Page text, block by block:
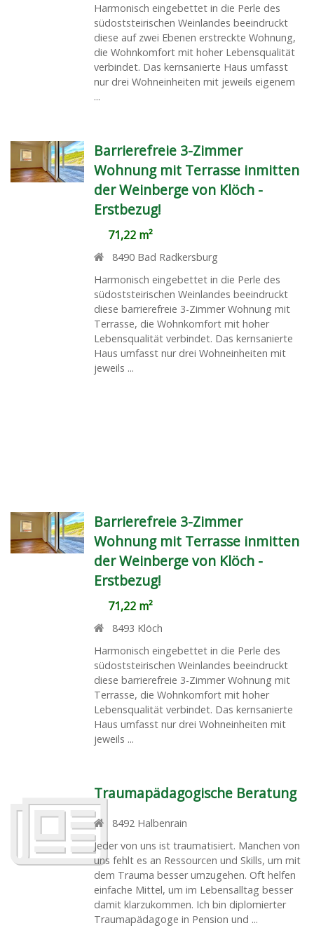
Harmonisch eingebettet in die Perle des
südoststeirischen Weinlandes beeindruckt
diese auf zwei Ebenen erstreckte Wohnung,
die Wohnkomfort mit hoher Lebensqualität
verbindet. Das kernsanierte Haus umfasst
nur drei Wohneinheiten mit jeweils eigenem
...
Barrierefreie 3-Zimmer
Wohnung mit Terrasse inmitten
der Weinberge von Klöch -
Erstbezug!
71,22 m²
8490 Bad Radkersburg
Harmonisch eingebettet in die Perle des
südoststeirischen Weinlandes beeindruckt
diese barrierefreie 3-Zimmer Wohnung mit
Terrasse, die Wohnkomfort mit hoher
Lebensqualität verbindet. Das kernsanierte
Haus umfasst nur drei Wohneinheiten mit
jeweils ...
Barrierefreie 3-Zimmer
Wohnung mit Terrasse inmitten
der Weinberge von Klöch -
Erstbezug!
71,22 m²
8493 Klöch
Harmonisch eingebettet in die Perle des
südoststeirischen Weinlandes beeindruckt
diese barrierefreie 3-Zimmer Wohnung mit
Terrasse, die Wohnkomfort mit hoher
Lebensqualität verbindet. Das kernsanierte
Haus umfasst nur drei Wohneinheiten mit
jeweils ...
Traumapädagogische Beratung
8492 Halbenrain
Jeder von uns ist traumatisiert. Manchen von
uns fehlt es an Ressourcen und Skills, um mit
dem Trauma besser umzugehen. Oft helfen
einfache Mittel, um im Lebensalltag besser
damit klarzukommen. Ich bin diplomierter
Traumapädagoge in Pension und ...